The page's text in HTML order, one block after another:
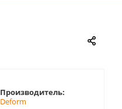
Производитель:
Deform